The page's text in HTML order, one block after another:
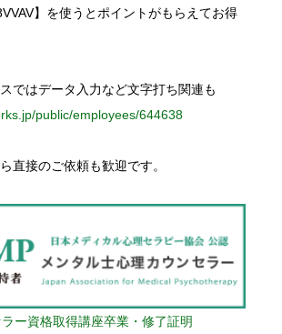
】を使うとポイントがもらえてお得
ではデータ入力など文字打ち関連も
public/employees/644638
直接のご依頼も歓迎です。